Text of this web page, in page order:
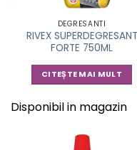
DEGRESANTI
RIVEX SUPERDEGRESANT
FORTE 750ML
CITEȘTE MAI MULT
Disponibil in magazin